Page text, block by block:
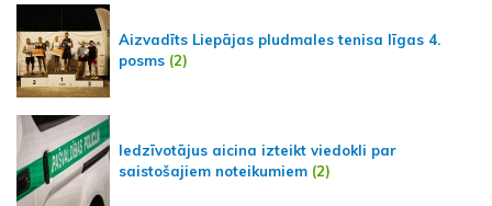
Aizvadīts Liepājas pludmales tenisa līgas 4.
posms (2)
Iedzīvotājus aicina izteikt viedokli par
saistošajiem noteikumiem (2)